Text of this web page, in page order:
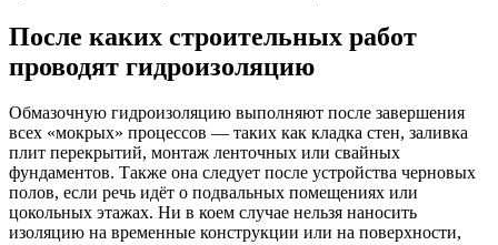
После каких строительных работ
проводят гидроизоляцию
Обмазочную гидроизоляцию выполняют после завершения
всех «мокрых» процессов — таких как кладка стен, заливка
плит перекрытий, монтаж ленточных или свайных
фундаментов. Также она следует после устройства черновых
полов, если речь идёт о подвальных помещениях или
цокольных этажах. Ни в коем случае нельзя наносить
изоляцию на временные конструкции или на поверхности,